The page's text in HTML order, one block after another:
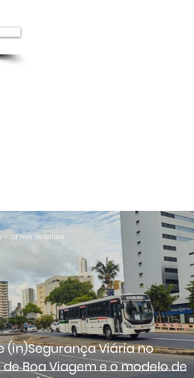
(in)Segurança Viária no
Boa Viagem e o modelo de
27 min de leitura